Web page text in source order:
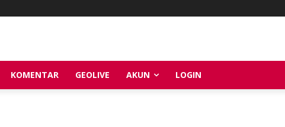
KOMENTAR GEOLIVE AKUN LOGIN